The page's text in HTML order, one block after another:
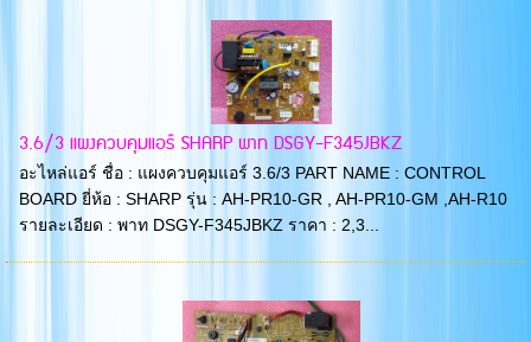
3.6/3 แผงควบคุมแอร์ SHARP พาท DSGY-F345JBKZ
อะไหล่แอร์ ชื่อ : แผงควบคุมแอร์ 3.6/3 PART NAME : CONTROL
BOARD ยี่ห้อ : SHARP รุ่น : AH-PR10-GR , AH-PR10-GM ,AH-R10
รายละเอียด : พาท DSGY-F345JBKZ ราคา : 2,3...